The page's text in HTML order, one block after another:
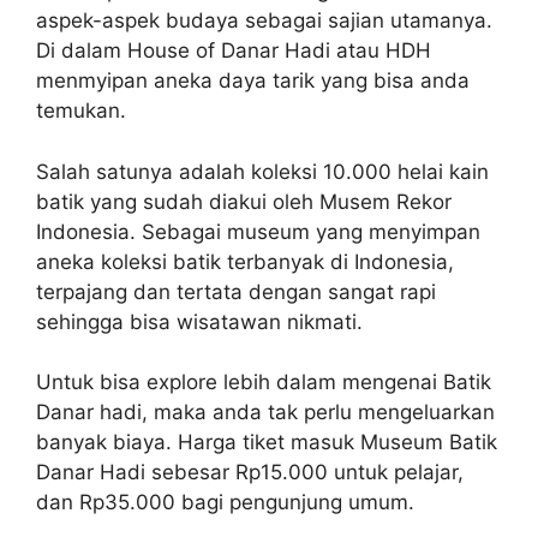
aspek-aspek budaya sebagai sajian utamanya.
Di dalam House of Danar Hadi atau HDH
menmyipan aneka daya tarik yang bisa anda
temukan.
Salah satunya adalah koleksi 10.000 helai kain
batik yang sudah diakui oleh Musem Rekor
Indonesia. Sebagai museum yang menyimpan
aneka koleksi batik terbanyak di Indonesia,
terpajang dan tertata dengan sangat rapi
sehingga bisa wisatawan nikmati.
Untuk bisa explore lebih dalam mengenai Batik
Danar hadi, maka anda tak perlu mengeluarkan
banyak biaya. Harga tiket masuk Museum Batik
Danar Hadi sebesar Rp15.000 untuk pelajar,
dan Rp35.000 bagi pengunjung umum.